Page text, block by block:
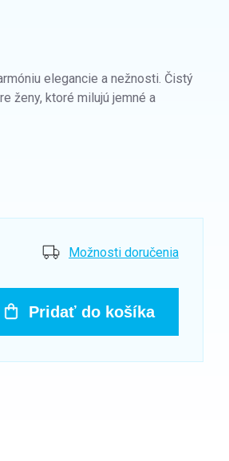
elegancie a nežnosti. Čistý
ženy, ktoré milujú jemné a
Možnosti doručenia
Pridať do košíka